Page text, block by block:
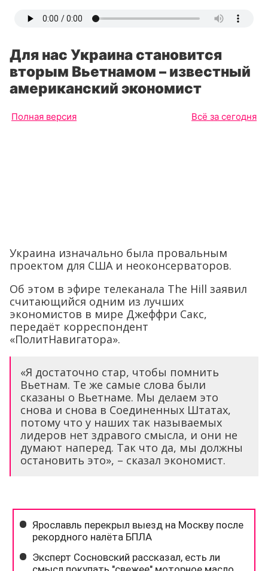
Для нас Украина становится
вторым Вьетнамом – известный
американский экономист
Полная версия Всё за сегодня
Украина изначально была провальным
проектом для США и неоконсерваторов.
Об этом в эфире телеканала The Hill заявил
считающийся одним из лучших
экономистов в мире Джеффри Сакс,
передаёт корреспондент
«ПолитНавигатора».
«Я достаточно стар, чтобы помнить
Вьетнам. Те же самые слова были
сказаны о Вьетнаме. Мы делаем это
снова и снова в Соединенных Штатах,
потому что у наших так называемых
лидеров нет здравого смысла, и они не
думают наперед. Так что да, мы должны
остановить это», – сказал экономист.